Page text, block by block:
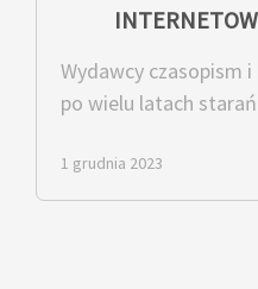
Wydawcy czasopism
po wielu latach
1 grudnia 2023